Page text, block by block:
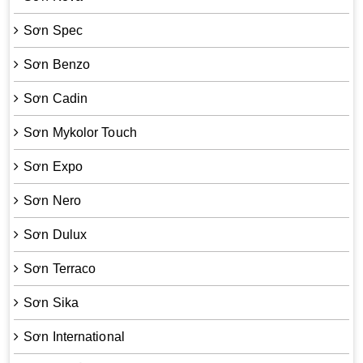
Sơn Spec
Sơn Benzo
Sơn Cadin
Sơn Mykolor Touch
Sơn Expo
Sơn Nero
Sơn Dulux
Sơn Terraco
Sơn Sika
Sơn International